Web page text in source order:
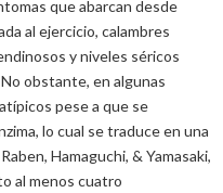
que abarcan desde
al ejercicio, calambres
y niveles séricos
obstante, en algunas
pese a que se
lo cual se traduce en una
Hamaguchi, & Yamasaki,
al menos cuatro